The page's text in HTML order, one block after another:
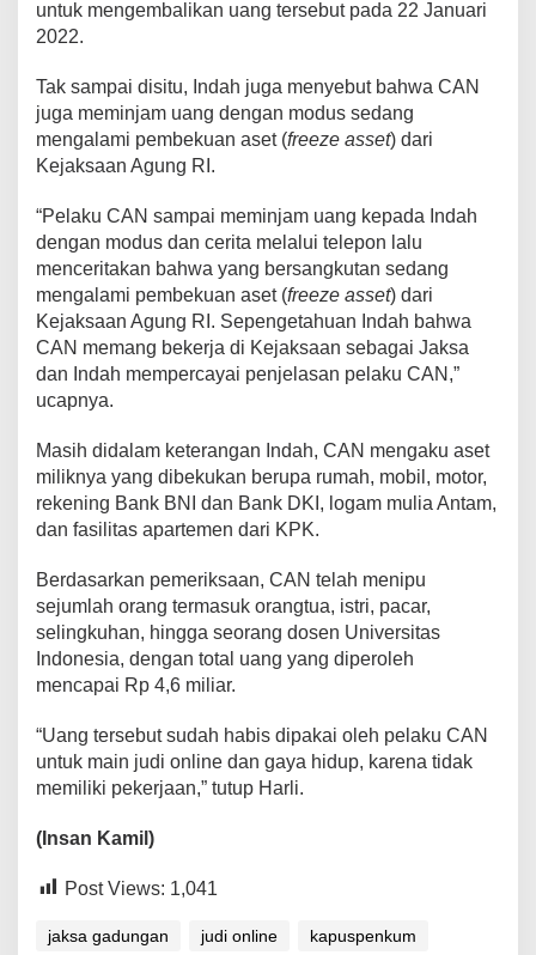
untuk mengembalikan uang tersebut pada 22 Januari
2022.
Tak sampai disitu, Indah juga menyebut bahwa CAN
juga meminjam uang dengan modus sedang
mengalami pembekuan aset (freeze asset) dari
Kejaksaan Agung RI.
“Pelaku CAN sampai meminjam uang kepada Indah
dengan modus dan cerita melalui telepon lalu
menceritakan bahwa yang bersangkutan sedang
mengalami pembekuan aset (freeze asset) dari
Kejaksaan Agung RI. Sepengetahuan Indah bahwa
CAN memang bekerja di Kejaksaan sebagai Jaksa
dan Indah mempercayai penjelasan pelaku CAN,”
ucapnya.
Masih didalam keterangan Indah, CAN mengaku aset
miliknya yang dibekukan berupa rumah, mobil, motor,
rekening Bank BNI dan Bank DKI, logam mulia Antam,
dan fasilitas apartemen dari KPK.
Berdasarkan pemeriksaan, CAN telah menipu
sejumlah orang termasuk orangtua, istri, pacar,
selingkuhan, hingga seorang dosen Universitas
Indonesia, dengan total uang yang diperoleh
mencapai Rp 4,6 miliar.
“Uang tersebut sudah habis dipakai oleh pelaku CAN
untuk main judi online dan gaya hidup, karena tidak
memiliki pekerjaan,” tutup Harli.
(Insan Kamil)
Post Views: 1,041
jaksa gadungan judi online
kapuspenkum